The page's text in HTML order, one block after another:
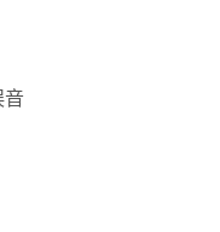
音